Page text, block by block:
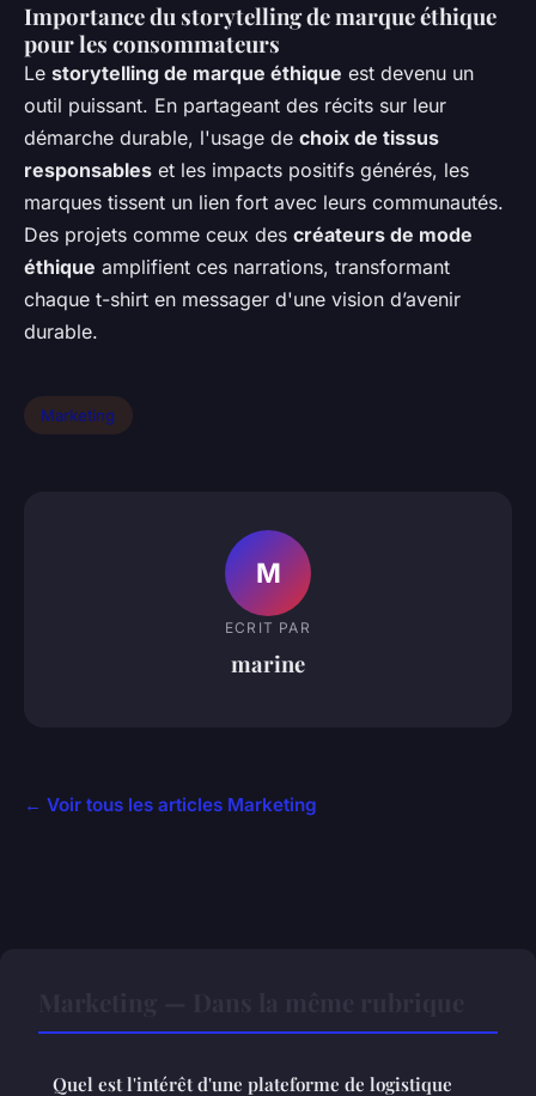
Importance du storytelling de marque éthique
pour les consommateurs
Le storytelling de marque éthique est devenu un
outil puissant. En partageant des récits sur leur
démarche durable, l'usage de choix de tissus
responsables et les impacts positifs générés, les
marques tissent un lien fort avec leurs communautés.
Des projets comme ceux des créateurs de mode
éthique amplifient ces narrations, transformant
chaque t-shirt en messager d'une vision d’avenir
durable.
Marketing
M
ECRIT PAR
marine
← Voir tous les articles Marketing
Quel est l'intérêt d'une plateforme de logistique